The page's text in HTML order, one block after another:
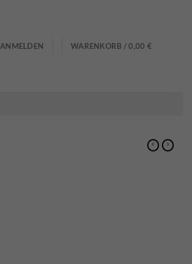
ANMELDEN WARENKORB /0,00 €